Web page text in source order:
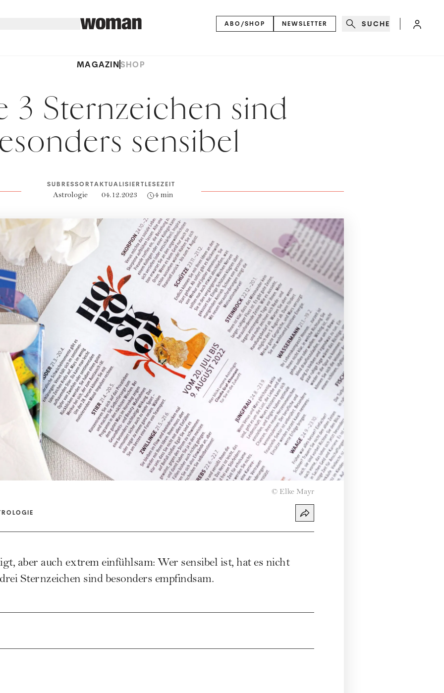
ABO/SHOP NEWSLETTER SUCHE
MAGAZINSHOP
3 Sternzeichen sind
sensibel
SUBRESSORT
Astrologie
AKTUALISIERT
04.12.2023
LESEZEIT
4 min
© Elke Mayr
aber auch extrem einfühlsam: Wer sensibel ist, hat es nicht
Sternzeichen sind besonders empfindsam.